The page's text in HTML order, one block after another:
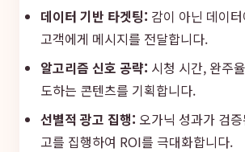
데이터 기반 타겟팅: 감이 아닌 데이
고객에게 메시지를 전달합니다.
알고리즘 신호 공략: 시청 시간, 완주
도하는 콘텐츠를 기획합니다.
선별적 광고 집행: 오가닉 성과가 검
고를 집행하여 ROI를 극대화합니다.